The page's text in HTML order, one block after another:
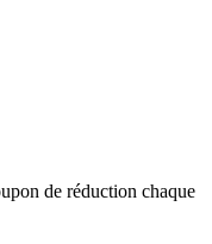
de réduction chaque